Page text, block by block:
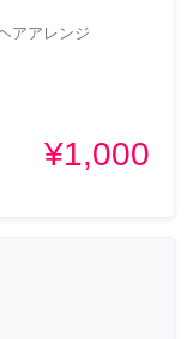
アアレンジ
¥1,000